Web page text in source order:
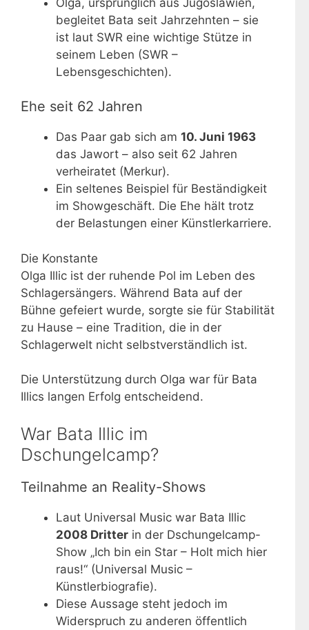
begleitet Bata seit Jahrzehnten – sie
ist laut SWR eine wichtige Stütze in
seinem Leben (SWR –
Lebensgeschichten).
Ehe seit 62 Jahren
Das Paar gab sich am 10. Juni 1963
das Jawort – also seit 62 Jahren
verheiratet (Merkur).
Ein seltenes Beispiel für Beständigkeit
im Showgeschäft. Die Ehe hält trotz
der Belastungen einer Künstlerkarriere.
Die Konstante
Olga Illic ist der ruhende Pol im Leben des
Schlagersängers. Während Bata auf der
Bühne gefeiert wurde, sorgte sie für Stabilität
zu Hause – eine Tradition, die in der
Schlagerwelt nicht selbstverständlich ist.
Die Unterstützung durch Olga war für Bata
Illics langen Erfolg entscheidend.
War Bata Illic im
Dschungelcamp?
Teilnahme an Reality-Shows
Laut Universal Music war Bata Illic
2008 Dritter in der Dschungelcamp-
Show „Ich bin ein Star – Holt mich hier
raus!“ (Universal Music –
Künstlerbiografie).
Diese Aussage steht jedoch im
Widerspruch zu anderen öffentlich